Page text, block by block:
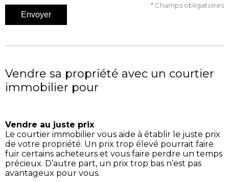
* Champs obligatoires
Vendre sa propriété avec un courtier
immobilier pour
Vendre au juste prix
Le courtier immobilier vous aide à établir le juste prix
de votre propriété. Un prix trop élevé pourrait faire
fuir certains acheteurs et vous faire perdre un temps
précieux. D’autre part, un prix trop bas n’est pas
avantageux pour vous.